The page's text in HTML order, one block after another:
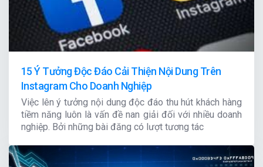
15 Ý Tưởng Độc Đáo Cải Thiện Nội Dung Trên
Instagram Cho Doanh Nghiệp
Việc lên ý tưởng nội dung độc đáo thu hút khách hàng
tiềm năng luôn là vấn đề nan giải đối với nhiều doanh
nghiệp. Bởi những bài đăng có lượt tương tác